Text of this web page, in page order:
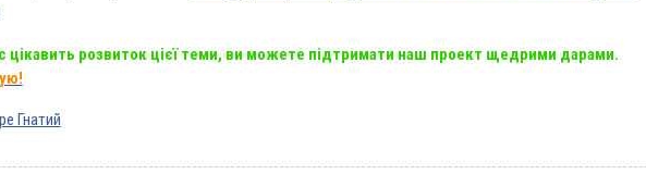
цікавить розвиток цієї теми, ви можете підтримати наш проект щедрими дарами.
Гнатий